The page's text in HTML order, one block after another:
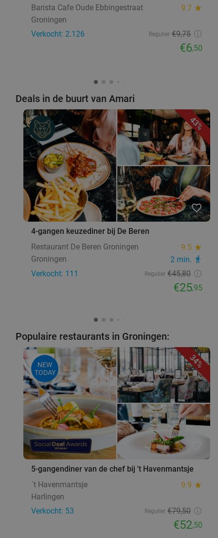
Barista Cafe Oude Ebbingestraat
9.7 star
Groningen
Verkocht: 2.126
Regulier €9,75
€6,50
Deals in de buurt van Amari
43%
favorite_border
4-gangen keuzediner bij De Beren
Restaurant De Beren Groningen
9.5 star
Groningen 2 min. directions_walk
Verkocht: 111 Regulier €45,80
€25,95
Populaire restaurants in Groningen:
34%
NEW
TODAY
favorite_border
5-gangendiner van de chef bij 't Havenmantsje
´t Havenmantsje
9.9 star
Harlingen
Verkocht: 53
Regulier €79,50
€52,50